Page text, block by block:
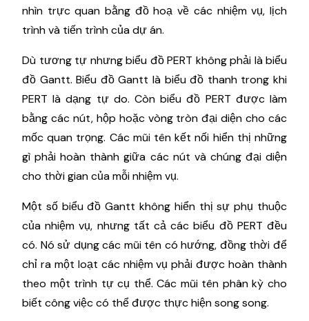
nhìn trực quan bằng đồ hoạ về các nhiệm vụ, lịch
trình và tiến trình của dự án.
Dù tương tự nhưng biểu đồ PERT không phải là biểu
đồ Gantt. Biểu đồ Gantt là biểu đồ thanh trong khi
PERT là dạng tự do. Còn biểu đồ PERT được làm
bằng các nút, hộp hoặc vòng tròn đại diện cho các
mốc quan trọng. Các mũi tên kết nối hiển thị những
gì phải hoàn thành giữa các nút và chúng đại diện
cho thời gian của mỗi nhiệm vụ.
Một số biểu đồ Gantt không hiển thị sự phụ thuộc
của nhiệm vụ, nhưng tất cả các biểu đồ PERT đều
có. Nó sử dụng các mũi tên có hướng, đồng thời để
chỉ ra một loạt các nhiệm vụ phải được hoàn thành
theo một trình tự cụ thể. Các mũi tên phân kỳ cho
biết công việc có thể được thực hiện song song.